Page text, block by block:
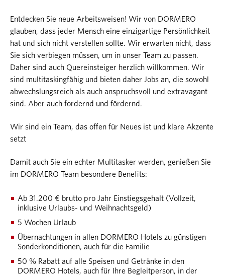
Entdecken Sie neue Arbeitsweisen! Wir von DORMERO
glauben, dass jeder Mensch eine einzigartige Persönlichkeit
hat und sich nicht verstellen sollte. Wir erwarten nicht, dass
Sie sich verbiegen müssen, um in unser Team zu passen.
Daher sind auch Quereinsteiger herzlich willkommen. Wir
sind multitaskingfähig und bieten daher Jobs an, die sowohl
abwechslungsreich als auch anspruchsvoll und extravagant
sind. Aber auch fordernd und fördernd.
Wir sind ein Team, das offen für Neues ist und klare Akzente
setzt
Damit auch Sie ein echter Multitasker werden, genießen Sie
im DORMERO Team besondere Benefits:
Ab 31.200 € brutto pro Jahr Einstiegsgehalt (Vollzeit,
inklusive Urlaubs- und Weihnachtsgeld)
5 Wochen Urlaub
Übernachtungen in allen DORMERO Hotels zu günstigen
Sonderkonditionen, auch für die Familie
50 % Rabatt auf alle Speisen und Getränke in den
DORMERO Hotels, auch für Ihre Begleitperson, in der